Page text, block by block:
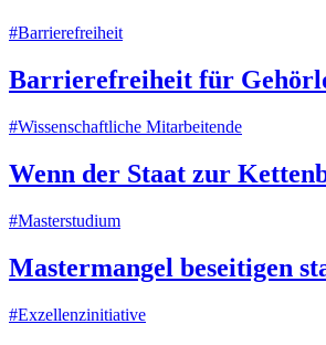
#Barrierefreiheit
Barrierefreiheit für
#Wissenschaftliche Mitarbeitende
Wenn der Staat zur
#Masterstudium
Mastermangel beseitigen
#Exzellenzinitiative